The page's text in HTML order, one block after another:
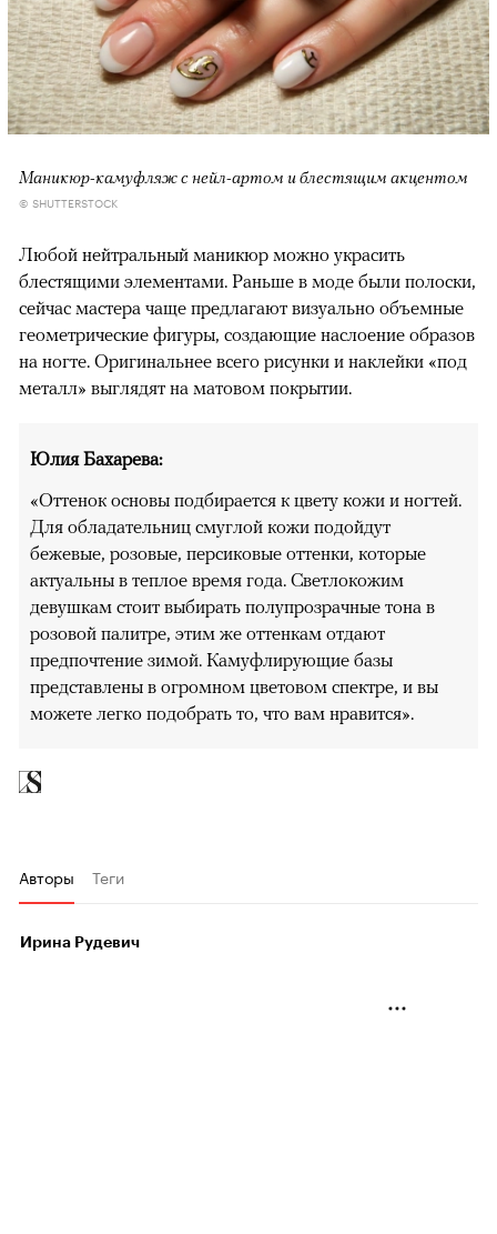
Маникюр-камуфляж с нейл-артом и блестящим акцентом
© SHUTTERSTOCK
Любой нейтральный маникюр можно украсить
блестящими элементами. Раньше в моде были полоски,
сейчас мастера чаще предлагают визуально объемные
геометрические фигуры, создающие наслоение образов
на ногте. Оригинальнее всего рисунки и наклейки «под
металл» выглядят на матовом покрытии.
Юлия Бахарева:
«Оттенок основы подбирается к цвету кожи и ногтей.
Для обладательниц смуглой кожи подойдут
бежевые, розовые, персиковые оттенки, которые
актуальны в теплое время года. Светлокожим
девушкам стоит выбирать полупрозрачные тона в
розовой палитре, этим же оттенкам отдают
предпочтение зимой. Камуфлирующие базы
представлены в огромном цветовом спектре, и вы
можете легко подобрать то, что вам нравится».
Авторы Теги
Ирина Рудевич